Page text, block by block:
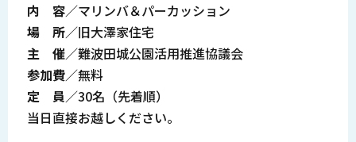
内 容／マリンバ＆パーカッション
場 所／旧大澤家住宅
主 催／難波田城公園活用推進協議会
参加費／無料
定 員／30名（先着順）
当日直接お越しください。